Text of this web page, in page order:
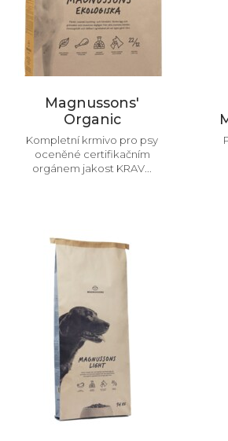
Magnussons'
Organic
Kompletní krmivo pro psy
oceněné certifikačním
orgánem jakost KRAV...